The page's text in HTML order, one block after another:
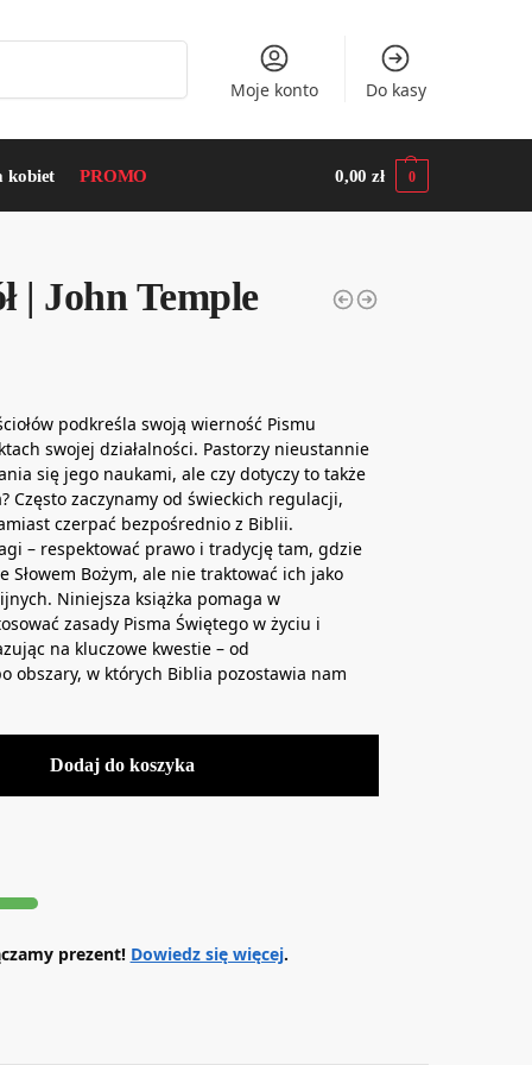
Moje konto Do kasy
kobiet PROMO 0,00zł 0
| John Temple
podkreśla swoją wierność Pismu
swojej działalności. Pastorzy nieustannie
się jego naukami, ale czy dotyczy to także
Często zaczynamy od świeckich regulacji,
czerpać bezpośrednio z Biblii.
– respektować prawo i tradycję tam, gdzie
Słowem Bożym, ale nie traktować ich jako
Niniejsza książka pomaga w
zasady Pisma Świętego w życiu i
na kluczowe kwestie – od
obszary, w których Biblia pozostawia nam
Dodaj do koszyka
prezent! Dowiedz się więcej.